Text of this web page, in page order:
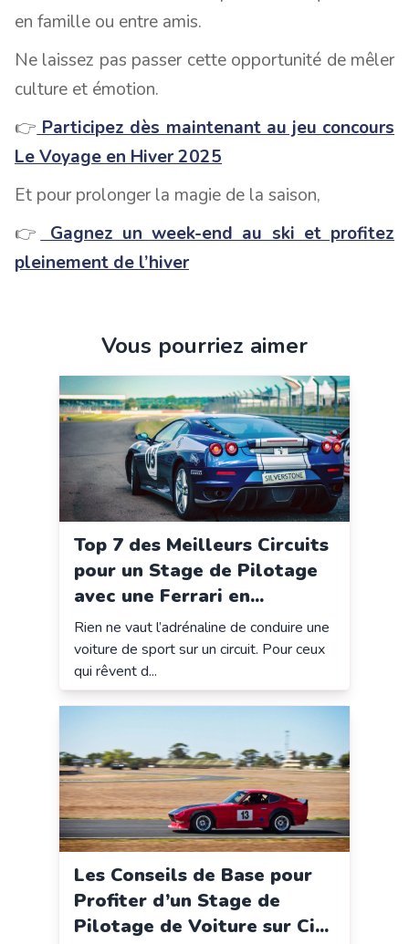
en famille ou entre amis.
Ne laissez pas passer cette opportunité de mêler
culture et émotion.
👉Participez dès maintenant au jeu concours
Le Voyage en Hiver 2025
Et pour prolonger la magie de la saison,
👉Gagnez un week-end au ski et profitez
pleinement de l’hiver
Vous pourriez aimer
Top 7 des Meilleurs Circuits
pour un Stage de Pilotage
avec une Ferrari en...
Rien ne vaut l’adrénaline de conduire une
voiture de sport sur un circuit. Pour ceux
qui rêvent d...
Les Conseils de Base pour
Profiter d’un Stage de
Pilotage de Voiture sur Ci...